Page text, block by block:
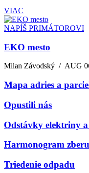
VIAC
NAPÍŠ PRIMÁTOROVI
EKO mesto
Milan Závodský /AUG
Mapa adries a
Opustili nás
Odstávky elektriny
Harmonogram
Triedenie odpadu